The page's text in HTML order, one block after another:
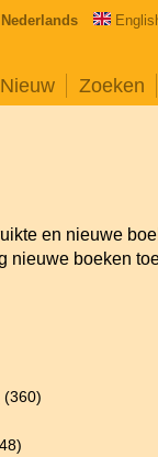
Nederlands
Nieuw Zoeken
en nieuwe
nieuwe boeken
(360)